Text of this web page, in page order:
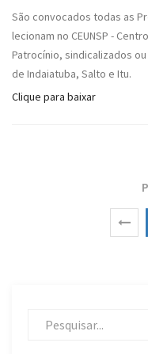
São convocados todas as
lecionam no CEUNSP -
Patrocínio, sindicalizados
de Indaiatuba, Salto e Itu.
Clique para baixar